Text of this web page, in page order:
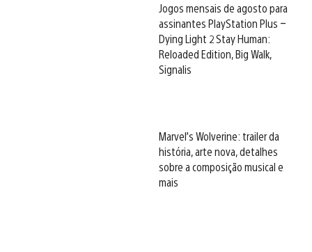
Jogos mensais de agosto para
assinantes PlayStation Plus –
Dying Light 2 Stay Human:
Reloaded Edition, Big Walk,
Signalis
Marvel’s Wolverine: trailer da
história, arte nova, detalhes
sobre a composição musical e
mais